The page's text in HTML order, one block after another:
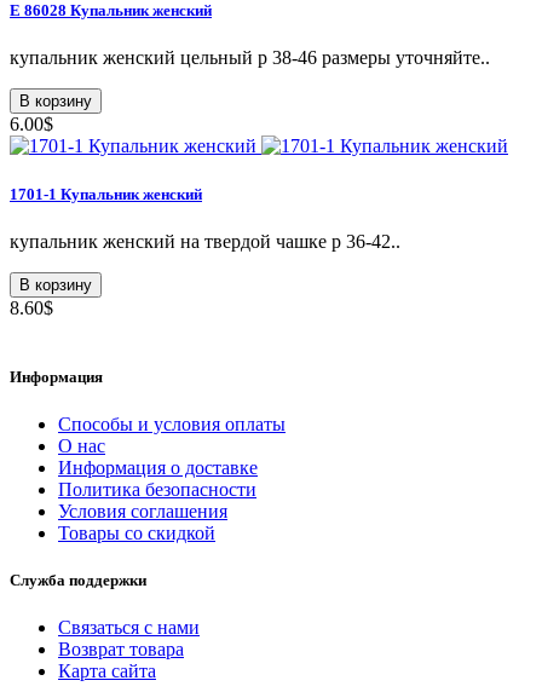
E 86028 Купальник женский
купальник женский цельный р 38-46 размеры уточняйте..
В корзину
6.00$
1701-1 Купальник женский
купальник женский на твердой чашке р 36-42..
В корзину
8.60$
Информация
Способы и условия оплаты
О нас
Информация о доставке
Политика безопасности
Условия соглашения
Товары со скидкой
Служба поддержки
Связаться с нами
Возврат товара
Карта сайта